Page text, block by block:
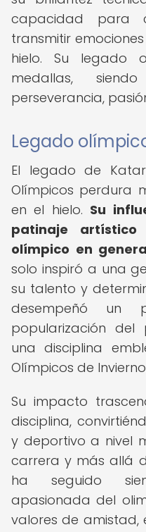
capacidad para
transmitir
hielo. Su legado
medallas,
perseverancia,
Legado
El legado de
Olímpicos perdura
en el hielo. Su
patinaje
olímpico en
solo inspiró a una
su talento y
desempeñó un
popularización
una disciplina
Olímpicos de
Su impacto
disciplina,
y deportivo a nivel
carrera y más allá
ha seguido
apasionada del
valores de amistad,